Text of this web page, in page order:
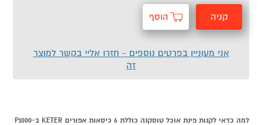
קניה הוסף
אני מעוניין בפרטים נוספים - חזרו אליי בקשר למוצר
זה
למה כדאי לקנות פינת אוכל טוסקנה כוללת 6 כיסאות אפורים KETER ב-P1000